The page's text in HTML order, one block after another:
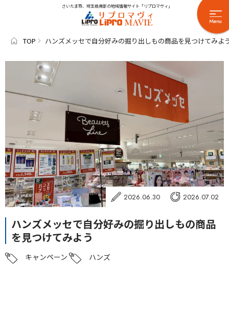
さいたま市、埼玉県南部の地域情報サイト「リプロマヴィ」
TOP ハンズメッセで自分好みの掘り出しもの商品を見つけてみよ
2026.06.30 2026.07.02
ハンズメッセで自分好みの掘り出しもの商品
を見つけてみよう
キャンペーン ハンズ